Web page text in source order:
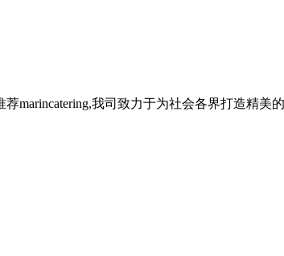
荐marincatering,我司致力于为社会各界打造精